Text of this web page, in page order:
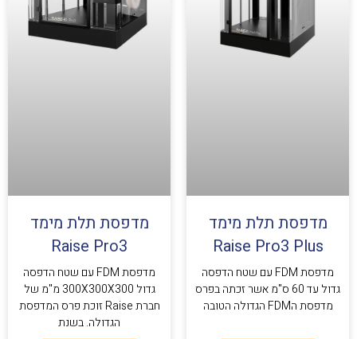
מדפסת תלת מימד
Raise Pro3 Plus
מדפסת FDM עם שטח הדפסה
גדול עד 60 ס"מ אשר זכתה בפרס
מדפסת הFDM הגדולה הטובה
מדפסת תלת מימד
Raise Pro3
מדפסת FDM עם שטח הדפסה
גדול 300X300X300 מ"מ של
חברת Raise זוכת פרס המדפסת
הגדולה. בשנת